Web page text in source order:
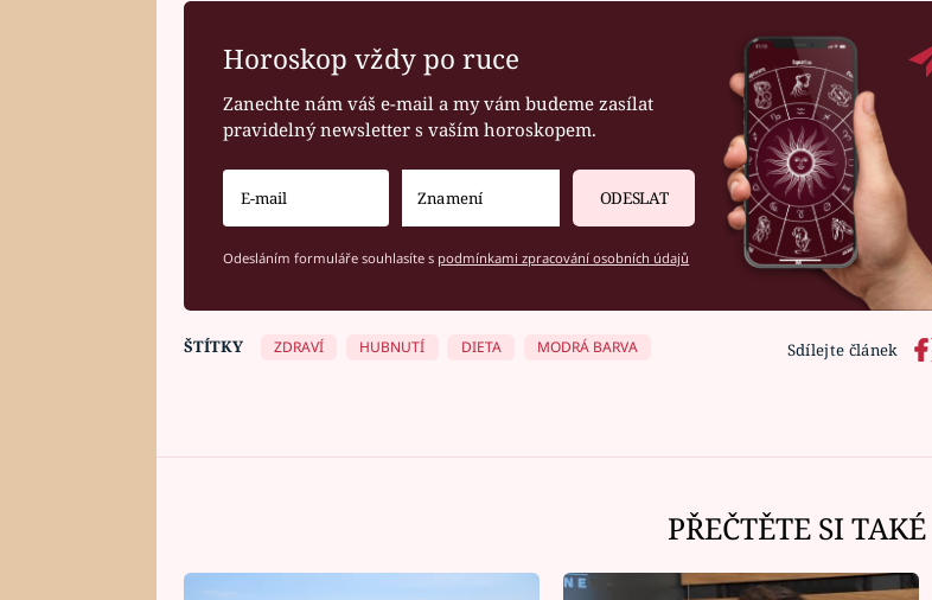
Horoskop vždy po ruce
Zanechte nám váš e-mail a my vám budeme zasílat
pravidelný newsletter s vaším horoskopem.
ODESLAT
Odesláním formuláře souhlasíte s podmínkami zpracování osobních údajů
Sdílejte článek
ŠTÍTKY ZDRAVÍ HUBNUTÍ DIETA MODRÁ BARVA
PŘEČTĚTE SI TAKÉ